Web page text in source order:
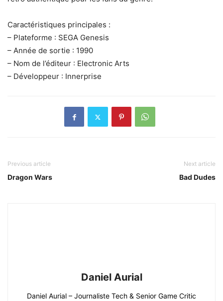
Caractéristiques principales :
– Plateforme : SEGA Genesis
– Année de sortie : 1990
– Nom de l’éditeur : Electronic Arts
– Développeur : Innerprise
Previous article
Dragon Wars
Next article
Bad Dudes
Daniel Aurial
Daniel Aurial – Journaliste Tech & Senior Game Critic